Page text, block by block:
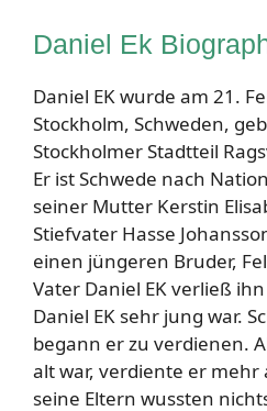
Daniel Ek
Daniel EK wurde am 21.
Stockholm, Schweden,
Stockholmer Stadtteil
Er ist Schwede nach
seiner Mutter Kerstin
Stiefvater Hasse
einen jüngeren Bruder,
Vater Daniel EK verließ
Daniel EK sehr jung war.
begann er zu verdienen.
alt war, verdiente er mehr
seine Eltern wussten